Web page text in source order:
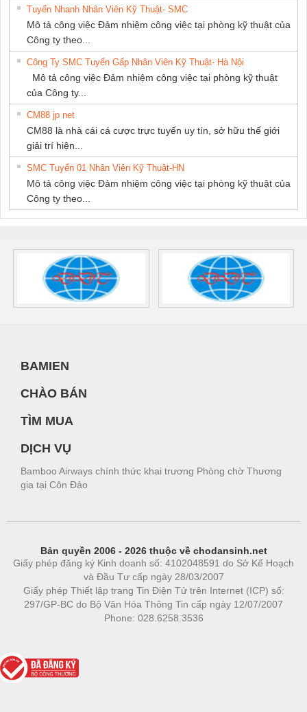
Tuyển Nhanh Nhân Viên Kỹ Thuật- SMC
Mô tả công việc Đảm nhiệm công việc tại phòng kỹ thuật của
Công ty theo...
Công Ty SMC Tuyển Gấp Nhân Viên Kỹ Thuật- Hà Nội
Mô tả công việc Đảm nhiệm công việc tại phòng kỹ thuật
của Công ty...
CM88 jp net
CM88 là nhà cái cá cược trực tuyến uy tín, sở hữu thế giới
giải trí hiện...
SMC Tuyển 01 Nhân Viên Kỹ Thuật-HN
Mô tả công việc Đảm nhiệm công việc tại phòng kỹ thuật của
Công ty theo...
BAMIEN
CHÀO BÁN
TÌM MUA
DỊCH VỤ
Bamboo Airways chính thức khai trương Phòng chờ Thương
gia tại Côn Đảo
Bản quyền 2006 - 2026 thuộc về chodansinh.net
Giấy phép đăng ký Kinh doanh số: 4102048591 do Sở Kế Hoạch
và Đầu Tư cấp ngày 28/03/2007
Giấy phép Thiết lập trang Tin Điện Tử trên Internet (ICP) số:
297/GP-BC do Bộ Văn Hóa Thông Tin cấp ngày 12/07/2007
Phone: 028.6258.3536